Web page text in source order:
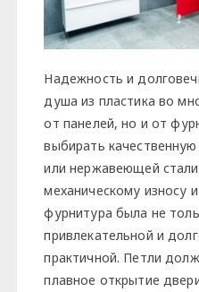
Надежность и
душа из пластика во
от панелей, но и от
выбирать
или нержавеющей
механическому износу
фурнитура была не
привлекательной и
практичной. Петли
плавное открытие